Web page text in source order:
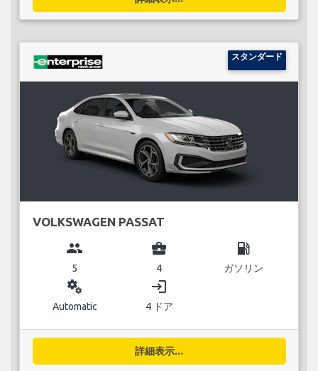
スタンダード
VOLKSWAGEN PASSAT
group
5
business_center
4
local_gas_station
ガソリン
miscellaneous_services
Automatic
login
4 ドア
詳細表示...